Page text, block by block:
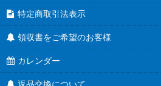
特定商取引法表示
領収書をご希望のお客様
カレンダー